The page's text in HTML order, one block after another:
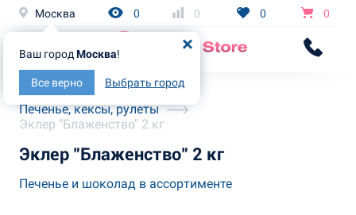
Москва
Ваш город Москва!
Все верно Выбрать город
0 0 0 0
Главная
Каталог
Печенье, кексы, рулеты
Эклер "Блаженство" 2 кг
Эклер "Блаженство" 2 кг
Печенье и шоколад в ассортименте